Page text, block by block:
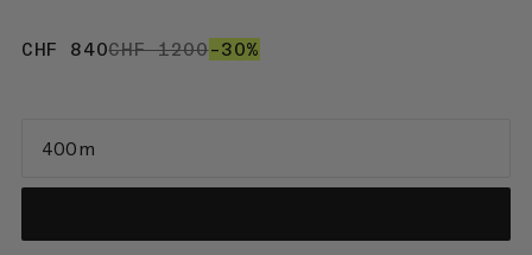
CHF 840CHF 840
CHF 1200CHF 1200
–30%
400 m